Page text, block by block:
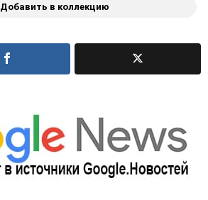
Добавить в коллекцию